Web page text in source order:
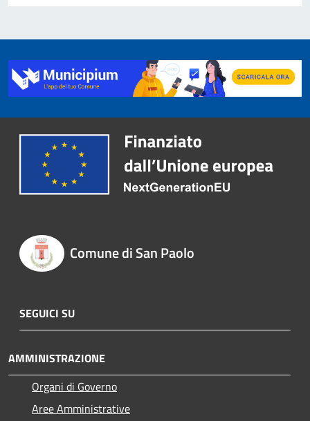
Comune di San Paolo
SEGUICI SU
AMMINISTRAZIONE
Organi di Governo
Aree Amministrative